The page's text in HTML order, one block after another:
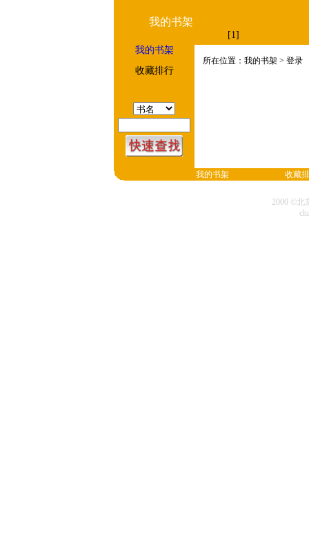
我的书架
[1]
我的书架
收藏排行
所在位置：我的书架 > 登录
我的书架 收藏
2000 ©北